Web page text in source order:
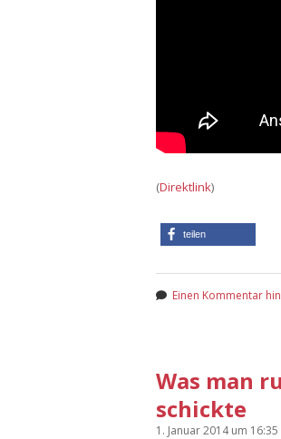
(Direktlink)
teilen
Einen Kommentar
Was man
schickte
1. Januar 2014um